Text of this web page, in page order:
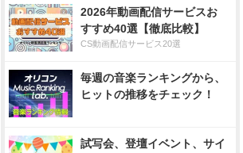
2026年動画配信サービスお
すすめ40選【徹底比較】
CS動画配信サービス20選
毎週の音楽ランキングから、
ヒットの推移をチェック！
試写会、登壇イベント、サイ